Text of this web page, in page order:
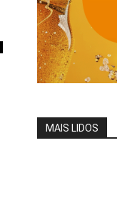
MAIS LIDOS